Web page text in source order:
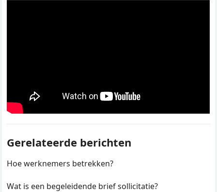
Gerelateerde berichten
Hoe werknemers betrekken?
Wat is een begeleidende brief sollicitatie?